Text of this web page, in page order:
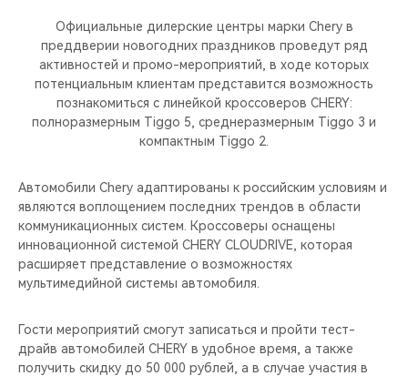
КРОССОВЕРЫ
СЕДАНЫ
КРЕДИТ И СТРАХОВАНИЕ
ЗАПЧАСТИ И АКСЕССУАРЫ
ПОДДЕРЖКА
О БРЕНДЕ
CHERY В СОЦСЕТЯХ
БЛАГОТВОРИТЕЛЬНОСТЬ
CHERY REMOTE
CHERY И СПОРТ
ВИДЕООБЗОРЫ
КРЕДИТ
МЫ В СОЦСЕТЯХ
Официальные дилерские центры марки Chery в
преддверии новогодних праздников проведут ряд
активностей и промо-мероприятий, в ходе которых
потенциальным клиентам представится возможность
познакомиться с линейкой кроссоверов CHERY:
полноразмерным Tiggo 5, среднеразмерным Tiggo 3 и
компактным Tiggo 2.
Автомобили Chery адаптированы к российским условиям и
являются воплощением последних трендов в области
коммуникационных систем. Кроссоверы оснащены
инновационной системой CHERY CLOUDRIVE, которая
расширяет представление о возможностях
мультимедийной системы автомобиля.
Гости мероприятий смогут записаться и пройти тест-
драйв автомобилей CHERY в удобное время, а также
получить скидку до 50 000 рублей, а в случае участия в